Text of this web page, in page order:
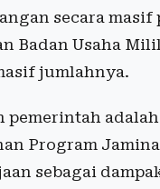
secara masif
Badan Usaha
jumlahnya.
pemerintah
Program
sebagai